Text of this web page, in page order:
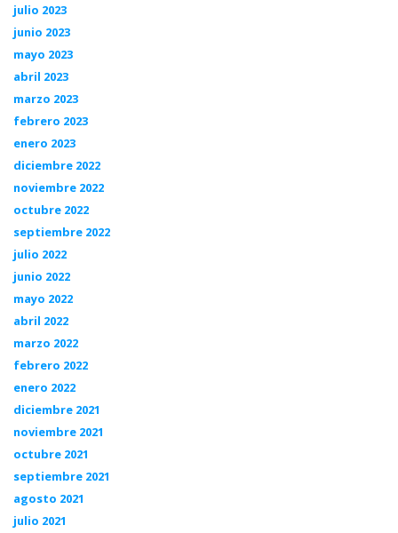
julio 2023
junio 2023
mayo 2023
abril 2023
marzo 2023
febrero 2023
enero 2023
diciembre 2022
noviembre 2022
octubre 2022
septiembre 2022
julio 2022
junio 2022
mayo 2022
abril 2022
marzo 2022
febrero 2022
enero 2022
diciembre 2021
noviembre 2021
octubre 2021
septiembre 2021
agosto 2021
julio 2021